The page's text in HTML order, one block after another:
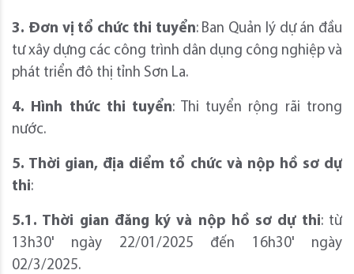
3. Đơn vị tổ chức thi tuyển: Ban Quản lý dự án đầu
tư xây dựng các công trình dân dụng công nghiệp và
phát triển đô thị tỉnh Sơn La.
4. Hình thức thi tuyển: Thi tuyển rộng rãi trong
nước.
5. Thời gian, địa diểm tổ chức và nộp hồ sơ dự
thi:
5.1. Thời gian đăng ký và nộp hồ sơ dự thi: từ
13h30' ngày 22/01/2025 đến 16h30' ngày
02/3/2025.